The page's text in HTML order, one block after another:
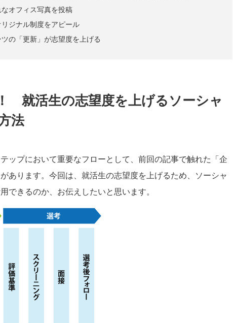
オフィス写真を投稿
リジナル制度をアピール
の「更新」が志望度を上げる
就活生の志望度を上げるソーシャ
法
ップにおいて重要なフローとして、前回の記事で触れた「企
あります。今回は、就活生の志望度を上げるため、ソーシャ
できるのか、お伝えしたいと思います。